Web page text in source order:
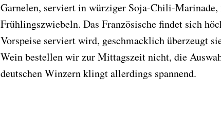
Garnelen, serviert in würziger Soja-Chili-
Frühlingszwiebeln. Das Französische findet sich
Vorspeise serviert wird, geschmacklich überzeugt
Wein bestellen wir zur Mittagszeit nicht, die
deutschen Winzern klingt allerdings spannend.